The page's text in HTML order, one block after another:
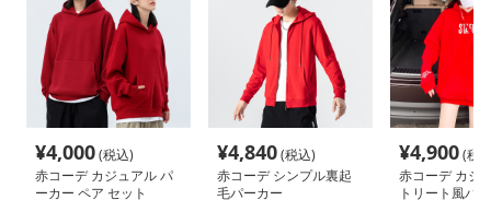
¥4,000(税込)
赤コーデ カジュアル パ
ーカー ペア セット
¥4,840(税込)
赤コーデ シンプル裏起
毛パーカー
¥4,900(税
赤コーデ カジ
トリート風パ